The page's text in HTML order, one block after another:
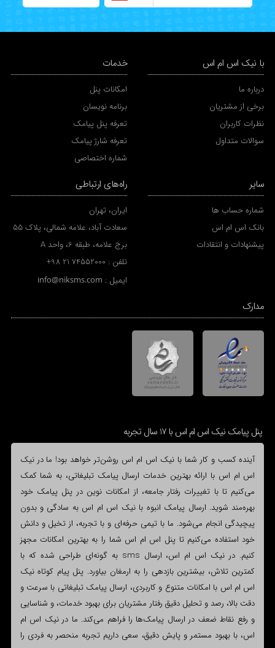
با نیک اس ام اس
درباره ما
برخی از مشتریان
نظرات کاربران
سوالات متداول
خدمات
امکانات پنل
برنامه نویسان
تعرفه پنل پیامک
تعرفه شارژ پیامک
شماره اختصاصی
سایر
شماره حساب ها
بانک اس ام اس
پیشنهادات و انتقادات
راه‌های ارتباطی
ایران، تهران
سعادت آباد، علامه شمالی، پلاک 55
برج علامه، طبقه 6، واحد A
تلفن : +98 21 74552000
ایمیل : info@niksms.com
مدارک
پنل پیامک نیک اس ام اس با 17 سال تجربه
آینده کسب و کار شما با نیک اس ام اس روشن‌تر خواهد بود! ما در نیک
اس ام اس با ارائه بهترین خدمات ارسال پیامک تبلیغاتی، به شما کمک
می‌کنیم تا با تغییرات رفتار جامعه، از امکانات نوین در پنل پیامک خود
بهره‌مند شوید. ارسال پیامک انبوه با نیک اس ام اس به سادگی و بدون
پیچیدگی انجام می‌شود. ما با تیمی حرفه‌ای و با تجربه، از تخیل و دانش
خود استفاده می‌کنیم تا پنل اس ام اس شما را به بهترین امکانات مجهز
کنیم. در نیک اس ام اس، ارسال sms به گونه‌ای طراحی شده که با
کمترین تلاش، بیشترین بازدهی را به ارمغان بیاورد. پنل پیام کوتاه نیک
اس ام اس با امکانات متنوع و کاربردی، ارسال پیامک تبلیغاتی با سرعت و
دقت بالا، رصد و تحلیل دقیق رفتار مشتریان برای بهبود خدمات، و شناسایی
و رفع نقاط ضعف در ارسال پیامک‌ها را فراهم می‌کند. ما در نیک اس ام
اس، با بهبود مستمر و پایش دقیق، سعی داریم تجربه منحصر به فردی را